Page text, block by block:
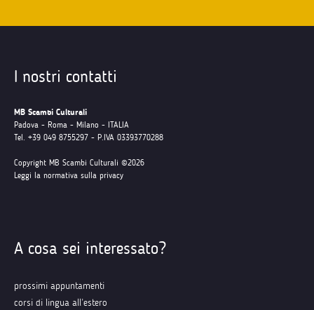
I nostri contatti
MB Scambi Culturali
Padova - Roma - Milano - ITALIA
Tel. +39 049 8755297 - P.IVA 03393770288
Copyright MB Scambi Culturali ©2026
Leggi la normativa sulla privacy
A cosa sei interessato?
prossimi appuntamenti
corsi di lingua all’estero